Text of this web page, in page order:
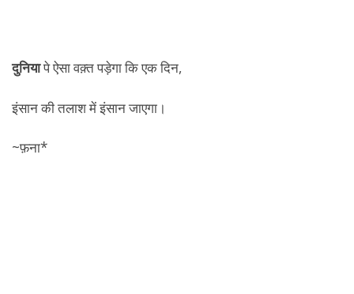
दुनियापे ऐसा वक़्त पड़ेगा कि एक दिन,
इंसान की तलाश में इंसान जाएगा।
~फ़ना*